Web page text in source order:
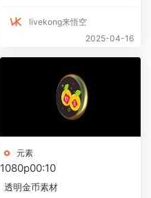
livekong来悟空
2025-04-16
元素
1080p00:10
透明金币素材